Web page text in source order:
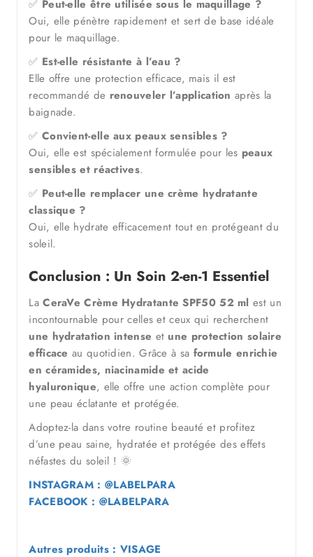
✅ Peut-elle être utilisée sous le maquillage ?
Oui, elle pénètre rapidement et sert de base idéale
pour le maquillage.
✅ Est-elle résistante à l’eau ?
Elle offre une protection efficace, mais il est
recommandé de renouveler l’application après la
baignade.
✅ Convient-elle aux peaux sensibles ?
Oui, elle est spécialement formulée pour les peaux
sensibles et réactives.
✅ Peut-elle remplacer une crème hydratante
classique ?
Oui, elle hydrate efficacement tout en protégeant du
soleil.
Conclusion : Un Soin 2-en-1 Essentiel
LaCeraVe Crème Hydratante SPF50 52 ml est un
incontournable pour celles et ceux qui recherchent
une hydratation intense et une protection solaire
efficace au quotidien. Grâce à sa formule enrichie
en céramides, niacinamide et acide
hyaluronique, elle offre une action complète pour
une peau éclatante et protégée.
Adoptez-la dans votre routine beauté et profitez
d’une peau saine, hydratée et protégée des effets
néfastes du soleil ! 🌞
INSTAGRAM : @LABELPARA
FACEBOOK : @LABELPARA
Autres produits : VISAGE